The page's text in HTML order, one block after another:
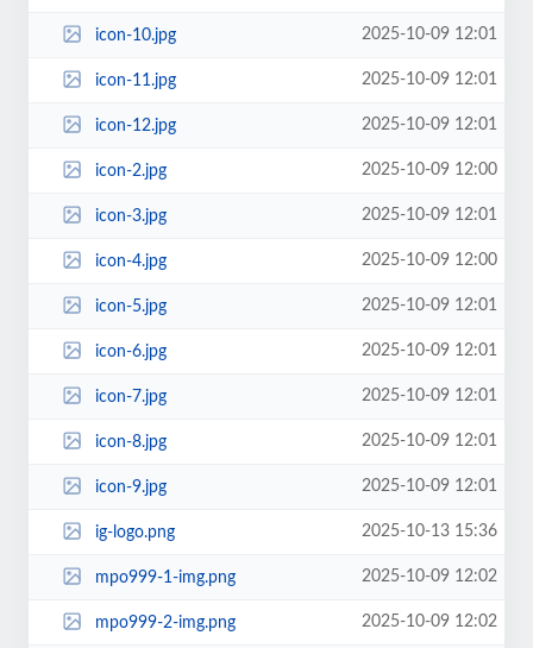
icon-10.jpg 2025-10-09 12:01
icon-11.jpg 2025-10-09 12:01
icon-12.jpg 2025-10-09 12:01
icon-2.jpg 2025-10-09 12:00
icon-3.jpg 2025-10-09 12:01
icon-4.jpg 2025-10-09 12:00
icon-5.jpg 2025-10-09 12:01
icon-6.jpg 2025-10-09 12:01
icon-7.jpg 2025-10-09 12:01
icon-8.jpg 2025-10-09 12:01
icon-9.jpg 2025-10-09 12:01
ig-logo.png 2025-10-13 15:36
mpo999-1-img.png 2025-10-09 12:02
mpo999-2-img.png 2025-10-09 12:02